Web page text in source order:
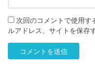
次回のコメントで使用す
ルアドレス、サイトを保存